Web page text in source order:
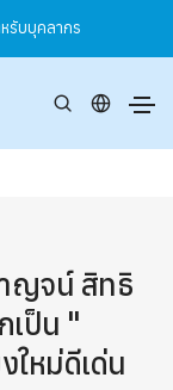
รับบุคลากร
ญจน์ สิทธิ
เป็น "
ใหม่ดีเด่น